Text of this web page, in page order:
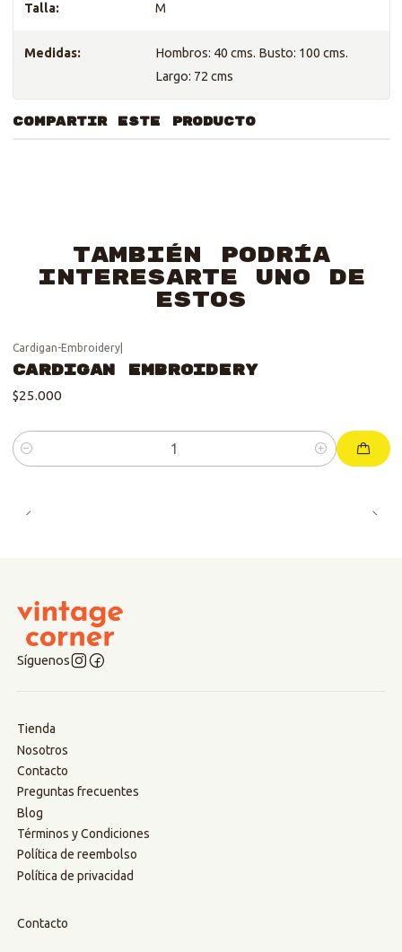
Talla: M
Medidas:
Hombros: 40 cms. Busto: 100 cms.
Largo: 72 cms
COMPARTIR ESTE PRODUCTO
También podría
interesarte uno de
estos
Cardigan-Embroidery|
Cardigan Embroidery
$25.000
Cantidad
Síguenos
Tienda
Nosotros
Contacto
Preguntas frecuentes
Blog
Términos y Condiciones
Política de reembolso
Política de privacidad
Contacto